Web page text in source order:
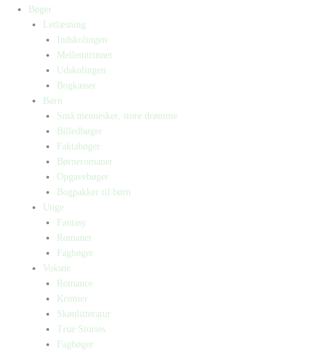
Bøger
Letlæsning
Indskolingen
Mellemtrinnet
Udskolingen
Bogkasser
Børn
Små mennesker, store drømme
Billedbøger
Faktabøger
Børneromaner
Opgavebøger
Bogpakker til børn
Unge
Fantasy
Romaner
Fagbøger
Voksne
Romance
Krimier
Skønlitteratur
True Stories
Fagbøger